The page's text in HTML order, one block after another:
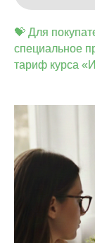
💝 Для
специальное
тариф курса